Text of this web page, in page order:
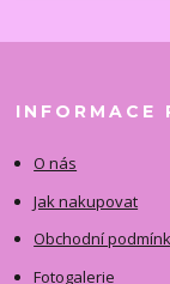
INFORMACE
O nás
Jak nakupovat
Obchodní
Fotogalerie